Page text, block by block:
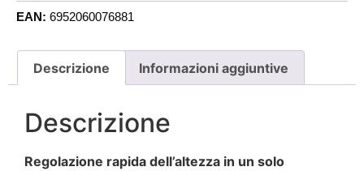
EAN: 6952060076881
Descrizione Informazioni aggiuntive
Descrizione
Regolazione rapida dell’altezza in un solo